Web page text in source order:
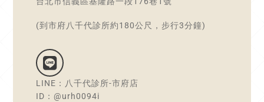
(到市府八千代診所約180公尺，步行3分鐘)
LINE：八千代診所-市府店
ID：@urh0094i